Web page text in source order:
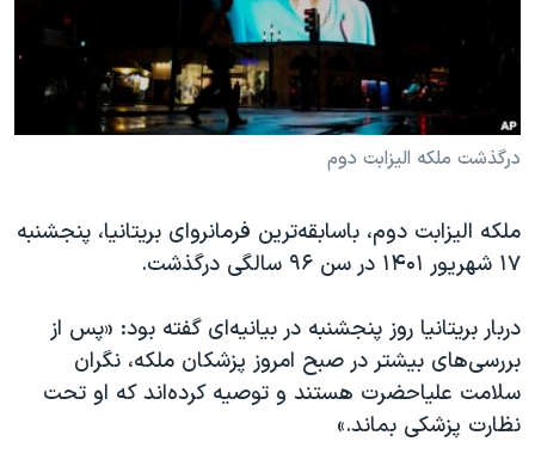
حقوق شهروندی
علم و فناوری
گالری عکس
آرشیو پخش زنده
انتخابات ریاست جمهوری آمریکا ۲۰۲۴
حمله جمهوری اسلامی به اسرائیل
رمز مهسا
اعتراضات زن، زندگی، آزادی
مجموعه مستندهای دادخواهی
تریبونال مردمی آبان ۹۸
دادگاه حمید نوری
چهل سال گروگان‌گیری
درگذشت ملکه الیزابت دوم
ملکه الیزابت دوم، باسابقه‌ترین فرمانروای بریتانیا، پنجشنبه
۱۷ شهریور ۱۴۰۱ در سن ۹۶ سالگی درگذشت.
دربار بریتانیا روز پنجشنبه در بیانیه‌ای گفته بود: «پس از
بررسی‌های بیشتر در صبح امروز پزشکان ملکه، نگران
سلامت علیاحضرت هستند و توصیه کرده‌اند که او تحت
نظارت پزشکی بماند.»